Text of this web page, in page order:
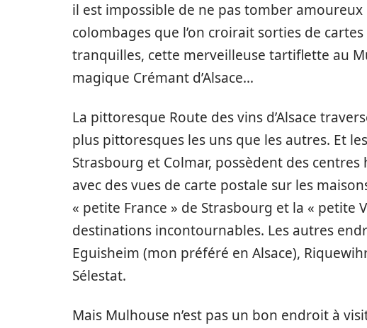
il est impossible de ne pas tomber amoureux
colombages que l’on croirait sorties de
tranquilles, cette merveilleuse tartiflette au
magique Crémant d’Alsace…
La pittoresque Route des vins d’Alsace
plus pittoresques les uns que les autres. Et
Strasbourg et Colmar, possèdent des
avec des vues de carte postale sur les
« petite France » de Strasbourg et la « petite
destinations incontournables. Les autres
Eguisheim (mon préféré en Alsace),
Sélestat.
Mais Mulhouse n’est pas un bon endroit à